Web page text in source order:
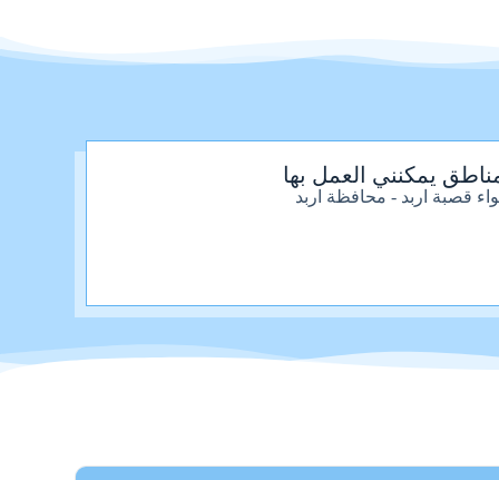
يمكنني العمل بها
قصبة اربد - محافظة اربد